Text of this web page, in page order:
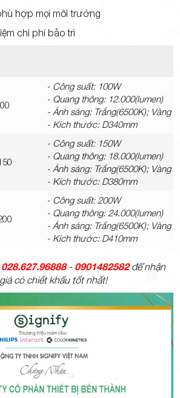
hợp mọi môi trường
chi phí bảo trì
- Công suất: 100W
- Quang thông: 12.000(lumen)
- Ánh sáng: Trắng(6500K); Vàng
- Kích thước: D340mm
- Công suất: 150W
- Quang thông: 18.000(lumen)
- Ánh sáng: Trắng(6500K); Vàng
- Kích thước: D380mm
- Công suất: 200W
- Quang thông: 24.000(lumen)
- Ánh sáng: Trắng(6500K); Vàng
- Kích thước: D410mm
028.627.96888- 0901482582để nhận
có chiết khấu tốt nhất!